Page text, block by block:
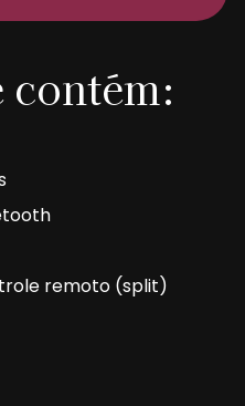
contém:
remoto (split)